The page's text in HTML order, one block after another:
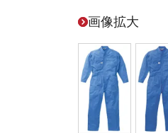
画像拡大